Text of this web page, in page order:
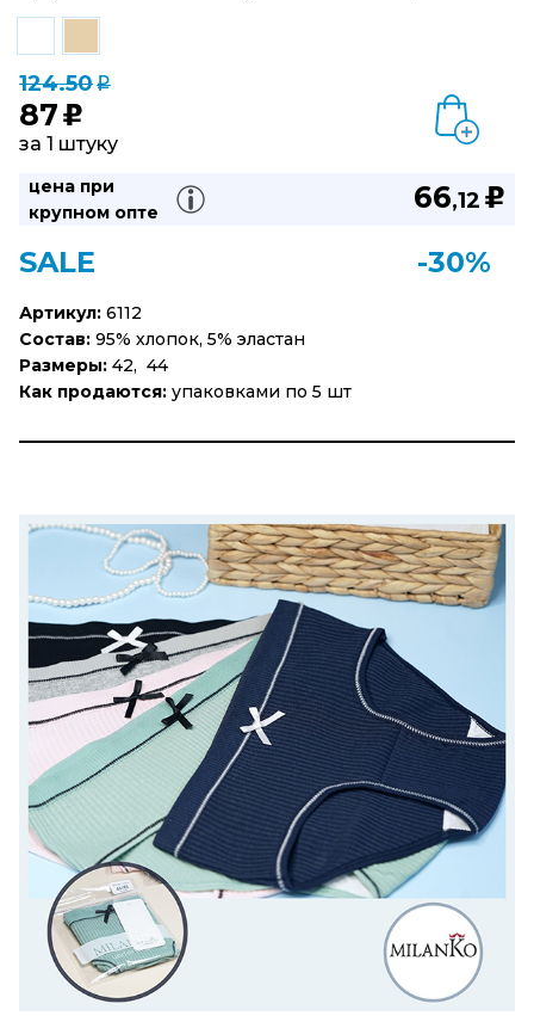
124.50q
87 u
за 1 штуку
цена при
крупном опте
66,12 u
SALE -30%
Артикул: 6112
Состав: 95% хлопок, 5% эластан
Размеры: 42, 44
Как продаются: упаковками по 5 шт